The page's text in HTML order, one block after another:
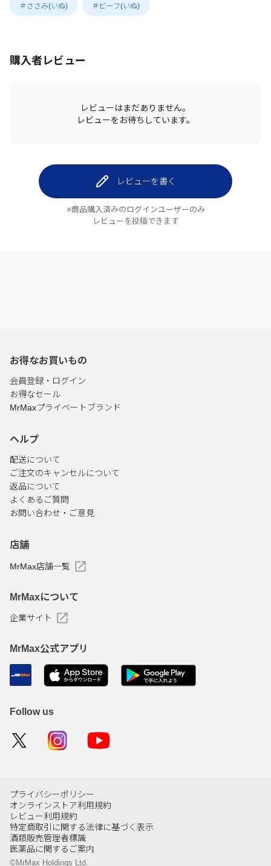
＃ささみ(いぬ) ＃ビーフ(いぬ)
購入者レビュー
レビューはまだありません。
レビューをお待ちしています。
レビューを書く
※商品購入済みのログインユーザーのみ
レビューを投稿できます
お得なお買いもの
会員登録・ログイン
お得なセール
MrMaxプライベートブランド
ヘルプ
配送について
ご注文のキャンセルについて
返品について
よくあるご質問
お問い合わせ・ご意見
店舗
MrMax店舗一覧
MrMaxについて
企業サイト
MrMax公式アプリ
Follow us
プライバシーポリシー
オンラインストア利用規約
レビュー利用規約
特定商取引に関する法律に基づく表示
酒類販売管理者標識
医薬品に関するご案内
©MrMax Holdings Ltd.